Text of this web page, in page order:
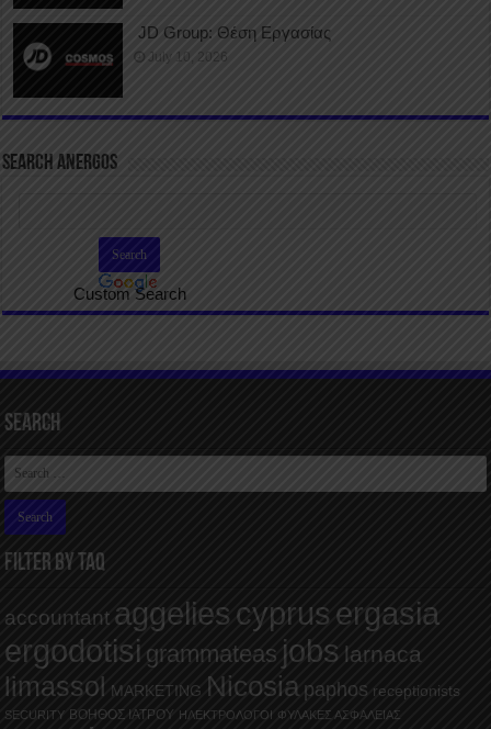
JD Group: Θέση Εργασίας
July 10, 2026
SEARCH ANERGOS
Custom Search
Search
FILTER BY TAQ
accountant aggelies cyprus ergasia
ergodotisi grammateas jobs larnaca
limassol MARKETING Nicosia paphos receptionists
SECURITY ΒΟΗΘΟΣ ΙΑΤΡΟΥ ΗΛΕΚΤΡΟΛΟΓΟΙ ΦΥΛΑΚΕΣ ΑΣΦΑΛΕΙΑΣ